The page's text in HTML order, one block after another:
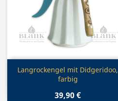
Vorschau
Langrockengel mit Didgeridoo,
farbig
39,90 €